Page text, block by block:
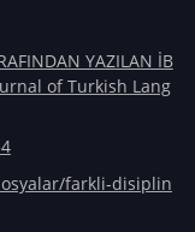
YAZILAN İB
of Turkish Lang
farkli-disiplin